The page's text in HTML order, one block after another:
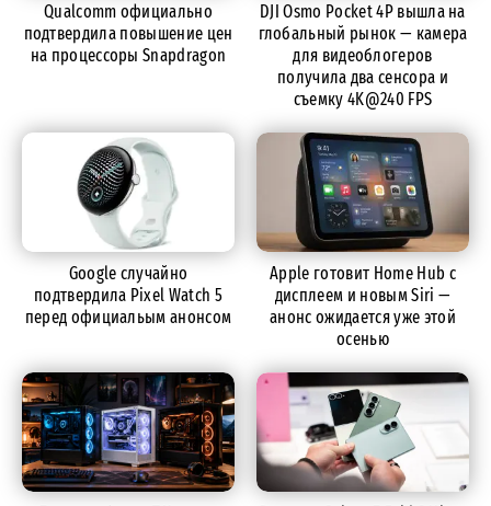
Qualcomm официально
подтвердила повышение цен
на процессоры Snapdragon
DJI Osmo Pocket 4P вышла на
глобальный рынок — камера
для видеоблогеров
получила два сенсора и
съемку 4K@240 FPS
Google случайно
подтвердила Pixel Watch 5
перед официальым анонсом
Apple готовит Home Hub с
дисплеем и новым Siri —
анонс ожидается уже этой
осенью